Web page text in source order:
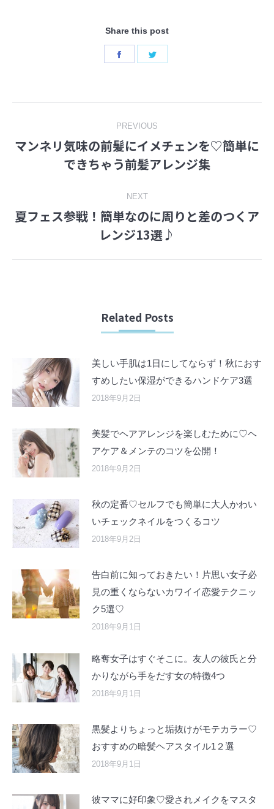
Share this post
Share
navigation
PREVIOUS
Previous
post:
マンネリ気味の前髪にイメチェンを♡簡単に
できちゃう前髪アレンジ集
NEXT
Next
post:
夏フェス参戦！簡単なのに周りと差のつくア
レンジ13選♪
Related Posts
美しい手肌は1日にしてならず！秋におす
すめしたい保湿ができるハンドケア3選
2018年9月2日
美髪でヘアアレンジを楽しむために♡ヘ
アケア＆メンテのコツを公開！
2018年9月2日
秋の定番♡セルフでも簡単に大人かわい
いチェックネイルをつくるコツ
2018年9月2日
告白前に知っておきたい！片思い女子必
見の重くならないカワイイ恋愛テクニッ
ク5選♡
2018年9月1日
略奪女子はすぐそこに。友人の彼氏と分
かりながら手をだす女の特徴4つ
2018年9月1日
黒髪よりちょっと垢抜けがモテカラー♡
おすすめの暗髪ヘアスタイル1２選
2018年9月1日
彼ママに好印象♡愛されメイクをマスタ